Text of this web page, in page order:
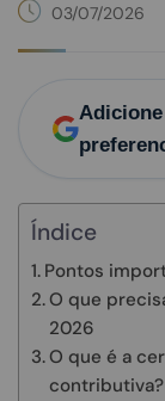
03/07/2026
Índice
Pontos
O que
2026
O que é a
contributiva?